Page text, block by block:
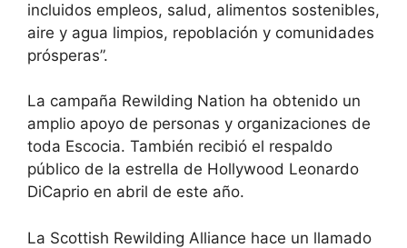
incluidos empleos, salud, alimentos sostenibles,
aire y agua limpios, repoblación y comunidades
prósperas”.
La campaña Rewilding Nation ha obtenido un
amplio apoyo de personas y organizaciones de
toda Escocia. También recibió el respaldo
público de la estrella de Hollywood Leonardo
DiCaprio en abril de este año.
La Scottish Rewilding Alliance hace un llamado